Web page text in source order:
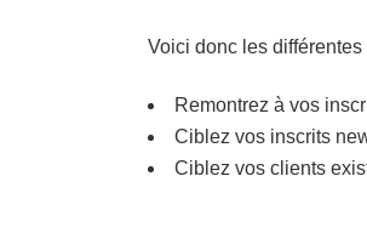
Voici donc les
Remontrez à vos
Ciblez vos inscrits
Ciblez vos clients